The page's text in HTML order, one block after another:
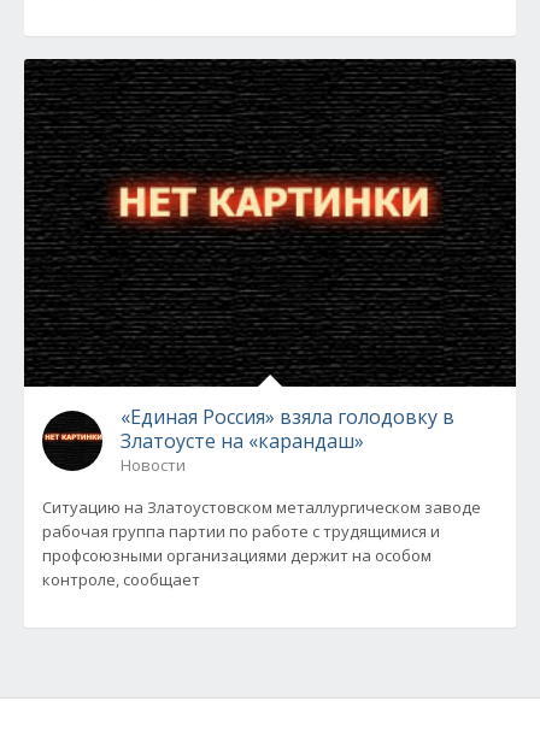
«Единая Россия» взяла голодовку в
Златоусте на «карандаш»
Новости
Ситуацию на Златоустовском металлургическом заводе
рабочая группа партии по работе с трудящимися и
профсоюзными организациями держит на особом
контроле, сообщает